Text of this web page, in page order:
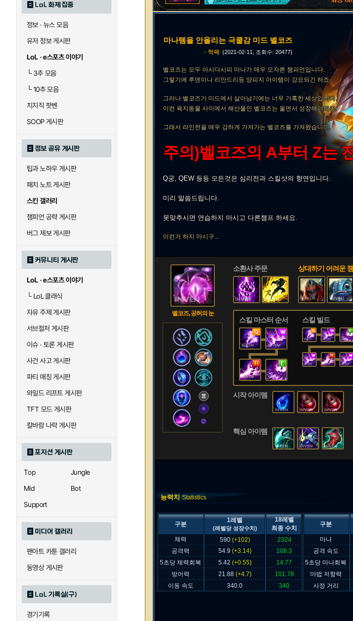
LoL 화제 집중
정보 · 뉴스 모음
유저 정보 게시판
LoL · e스포츠 이야기
└3추 모음
└10추 모음
치지직 팟벤
SOOP 게시판
정보 공유 게시판
팁과 노하우 게시판
패치 노트 게시판
스킨 갤러리
챔피언 공략 게시판
버그 제보 게시판
커뮤니티 게시판
LoL · e스포츠 이야기
└LoL 클래식
자유 주제 게시판
서브컬처 게시판
이슈 · 토론 게시판
사건 사고 게시판
파티 매칭 게시판
와일드 리프트 게시판
TFT 모드 게시판
칼바람 나락 게시판
포지션 게시판
Top
Jungle
Mid
Bot
Support
미디어 갤러리
팬아트 카툰 갤러리
동영상 게시판
LoL 기록실(구)
경기기록
마나템을 안올리는 극쿨감 미드 벨코즈
- 짝째 (2021-02-11, 조회수: 20477)
벨코즈는 모두 아시다시피 마나가 매우 모자른 챔피언입니다.
그렇기에 루덴이나 리안드리등 양피지 아이템이 강요되긴 하죠.
그러나 벨코즈가 미드에서 살아남기에는 너무 가혹한 세상입니다.
이런 육지동물 사이에서 해산물인 벨코즈는 울면서 성장해야하죠.
그래서 라인전을 매우 강하게 가져가는 벨코즈를 가져왔습니다.
주의)벨코즈의 A부터 Z는
Q궁, QEW 등등 모든것은 심리전과 스킬샷의 향연입니다.
미리 말씀드립니다.
못맞추시면 연습하지 마시고 다른챔프 하세요.
이런거 하지 마시구...
벨코즈, 공허의 눈
소환사 주문 상대하기 어려운
스킬 마스터 순서 스킬 빌드
시작 아이템
핵심 아이템
능력치 Statistics
구분
1레벨
(레벨당 성장수치)
18레벨
최종 수치
구분
체력
590 (+102) 2324 마나
공격력
54.9 (+3.14) 108.3 공격 속도
5초당 체력회복
5.42 (+0.55) 14.77 5초당 마나회복
방어력
21.88 (+4.7) 101.78 마법 저항력
이동 속도
340.0 340 사정 거리